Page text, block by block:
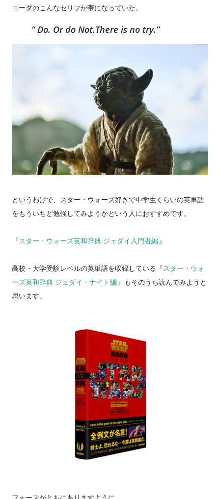
ヨーダのこんなセリフが帯になっていた。
Do. Or do Not.There is no try.
というわけで、スター・ウォーズ好きで中学生くらいの英単語
をもういちど勉強してみようかという人におすすめです。
『スター・ウォーズ英和辞典 ジェダイ入門者編』
高校・大学受験レベルの英単語を収録している『スター・ウォ
ーズ英和辞典 ジェダイ・ナイト編』もそのうち読んでみようと
思います。